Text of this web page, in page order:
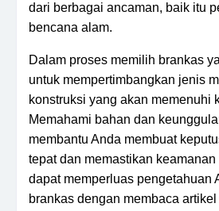
dari berbagai ancaman, baik itu
bencana alam.
Dalam proses memilih brankas
untuk mempertimbangkan jenis
konstruksi yang akan memenuhi
Memahami bahan dan
membantu Anda membuat
tepat dan memastikan
dapat memperluas pengetahuan
brankas dengan membaca